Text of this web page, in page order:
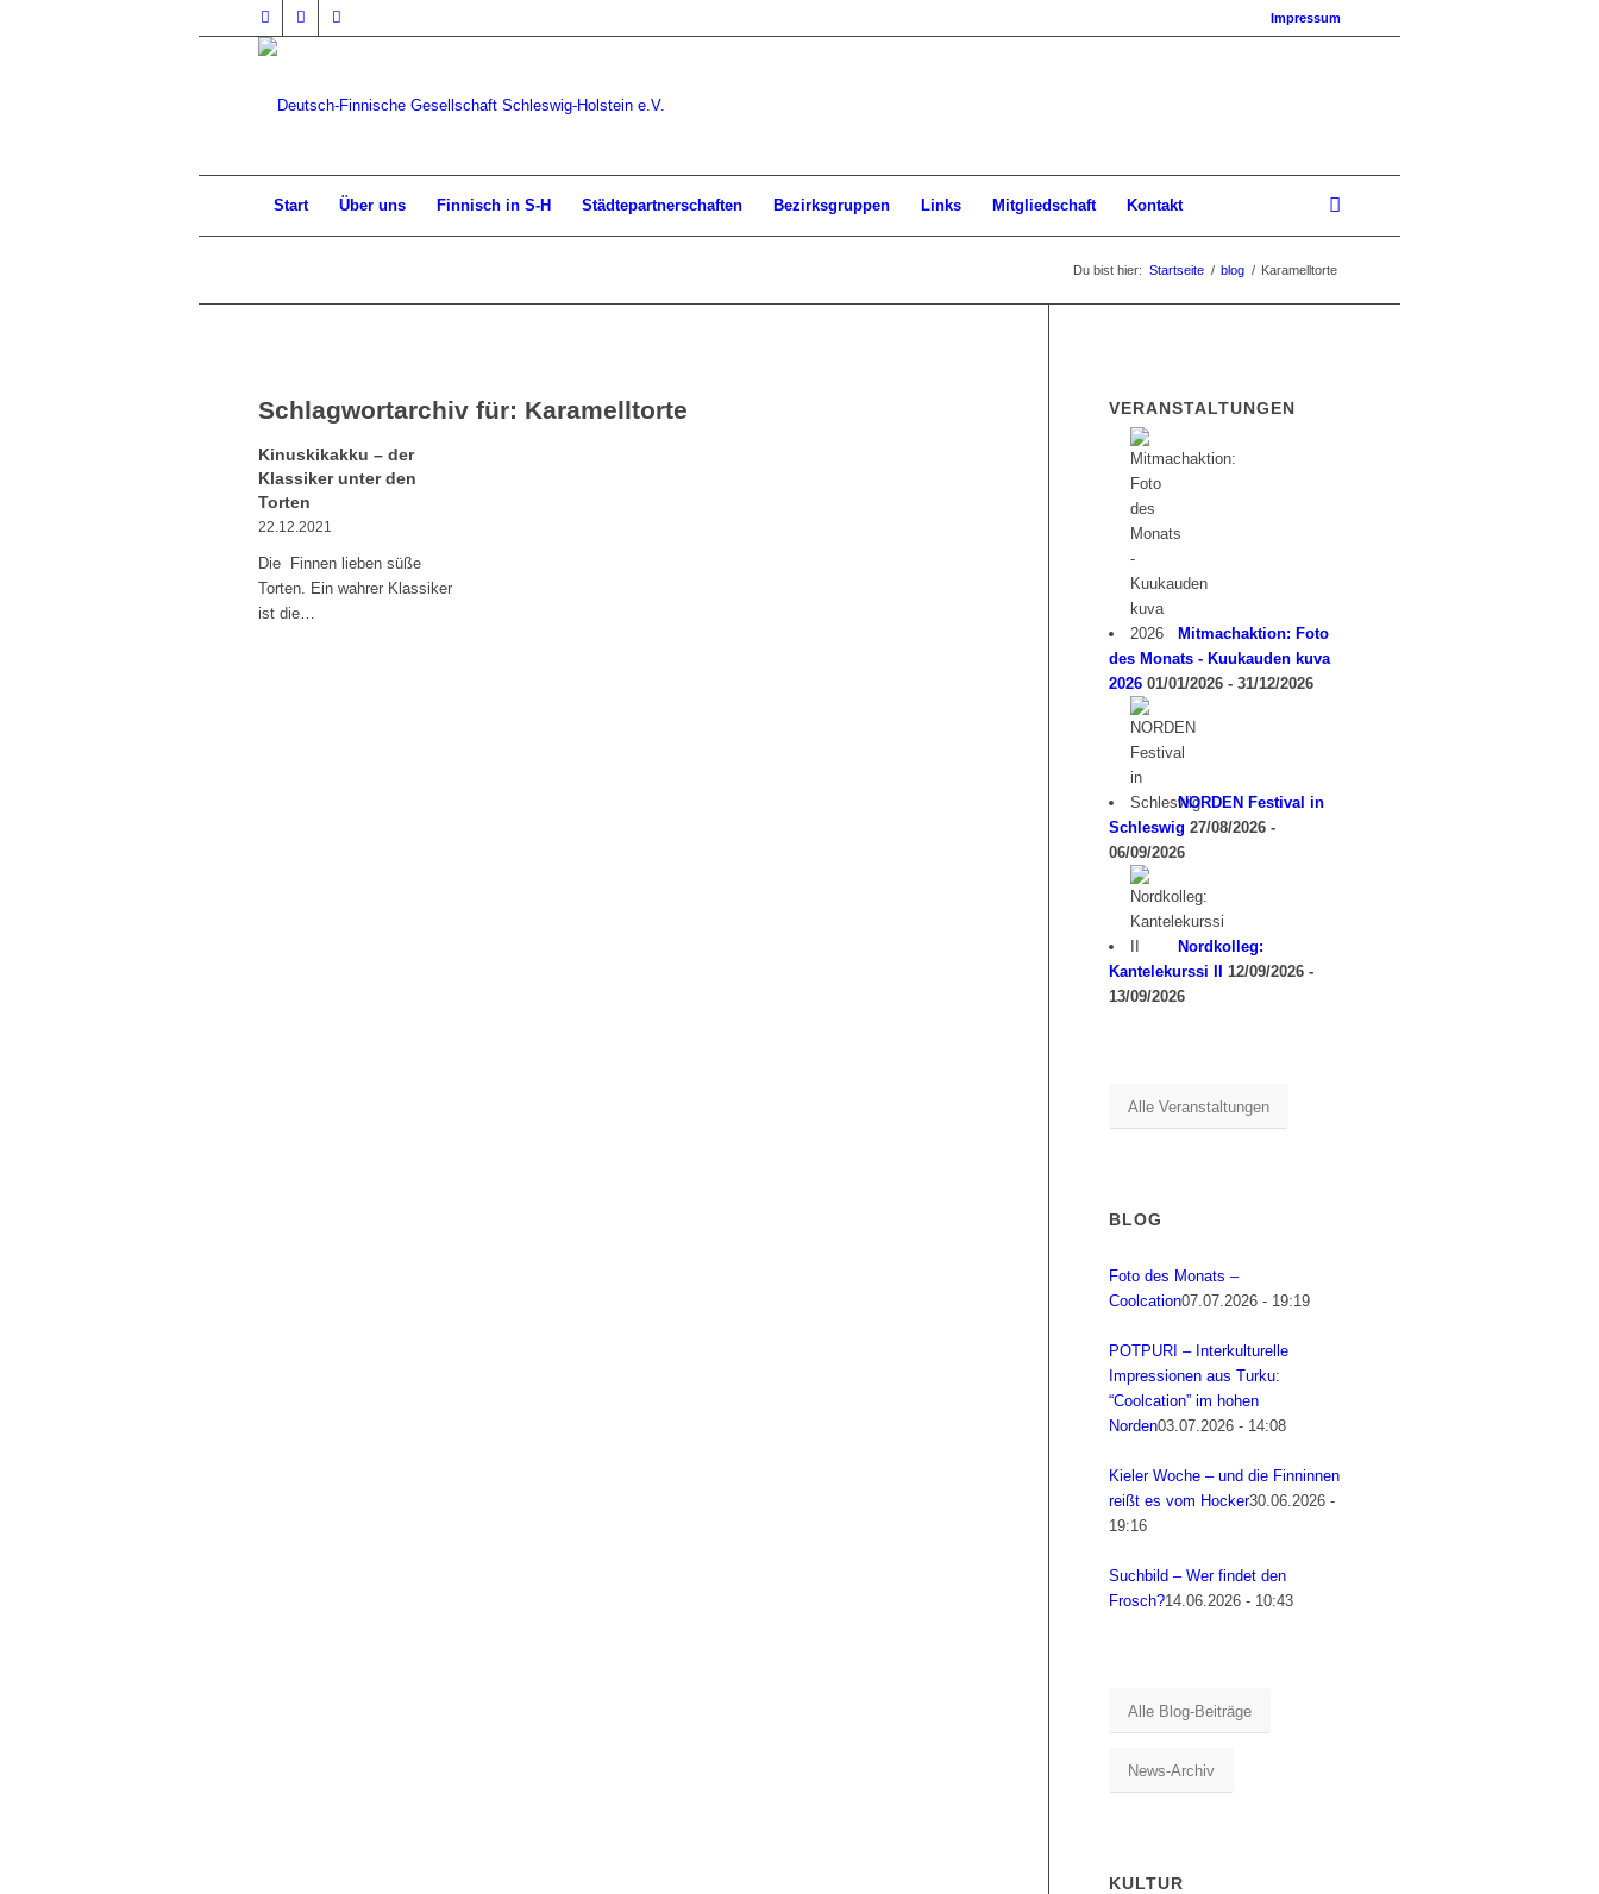
Impressum
Start Über uns Finnisch in S-H Städtepartnerschaften Bezirksgruppen Links Mitgliedschaft Kontakt
Du bist hier: Startseite / blog / Karamelltorte
Schlagwortarchiv für: Karamelltorte
Kinuskikakku – der
Klassiker unter den
Torten
22.12.2021
Die Finnen lieben süße
Torten. Ein wahrer Klassiker
ist die…
VERANSTALTUNGEN
Mitmachaktion: Foto
des Monats - Kuukauden kuva
2026 01/01/2026 - 31/12/2026
NORDEN Festival in
Schleswig 27/08/2026 -
06/09/2026
Nordkolleg:
Kantelekurssi II
12/09/2026 -
13/09/2026
Alle Veranstaltungen
BLOG
Foto des Monats –
Coolcation07.07.2026 - 19:19
POTPURI – Interkulturelle
Impressionen aus Turku:
“Coolcation” im hohen
Norden03.07.2026 - 14:08
Kieler Woche – und die Finninnen
reißt es vom Hocker30.06.2026 -
19:16
Suchbild – Wer findet den
Frosch?14.06.2026 - 10:43
Alle Blog-Beiträge
News-Archiv
KULTUR